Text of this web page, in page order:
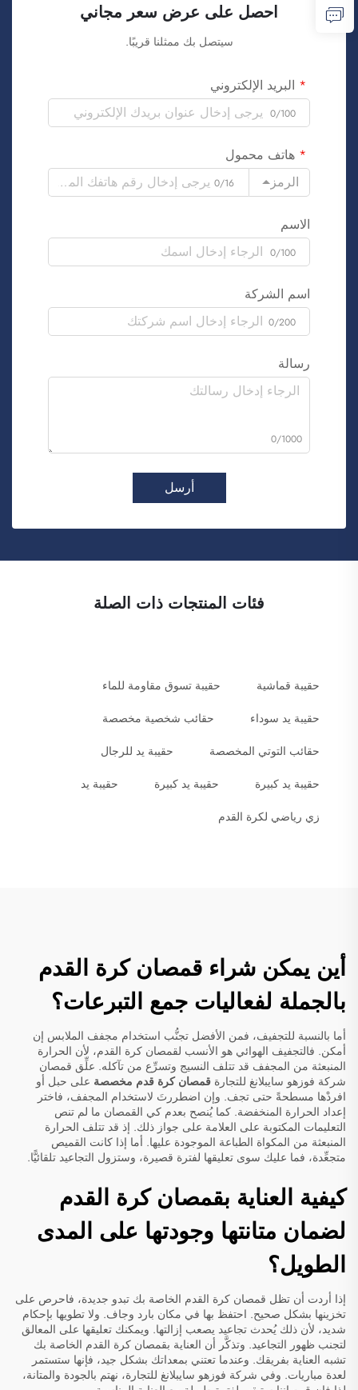
احصل على عرض سعر مجاني
سيتصل بك ممثلنا قريبًا.
البريد الإلكتروني
0/100
هاتف محمول
الرمز
0/16
الاسم
0/100
اسم الشركة
0/200
رسالة
0/1000
أرسل
فئات المنتجات ذات الصلة
حقيبة قماشية حقيبة تسوق مقاومة للماء
حقيبة يد سوداء حقائب شخصية مخصصة
حقائب التوتي المخصصة حقيبة يد للرجال
حقيبة يد كبيرة حقيبة يد كبيرة حقيبة يد
زي رياضي لكرة القدم
أين يمكن شراء قمصان كرة القدم
بالجملة لفعاليات جمع التبرعات؟
أما بالنسبة للتجفيف، فمن الأفضل تجنُّب استخدام مجفف الملابس إن
أمكن. فالتجفيف الهوائي هو الأنسب لقمصان كرة القدم، لأن الحرارة
المنبعثة من المجفف قد تتلف النسيج وتسرِّع من تآكله. علِّق قمصان
شركة فوزهو سايبلانغ للتجارة قمصان كرة قدم مخصصة على حبل أو
افردْها مسطحةً حتى تجف. وإن اضطررتَ لاستخدام المجفف، فاختر
إعداد الحرارة المنخفضة. كما يُنصح بعدم كي القمصان ما لم تنص
التعليمات المكتوبة على العلامة على جواز ذلك. إذ قد تتلف الحرارة
المنبعثة من المكواة الطباعة الموجودة عليها. أما إذا كانت القميص
متجعِّدة، فما عليك سوى تعليقها لفترة قصيرة، وستزول التجاعيد تلقائيًّا.
كيفية العناية بقمصان كرة القدم
لضمان متانتها وجودتها على المدى
الطويل؟
إذا أردت أن تظل قمصان كرة القدم الخاصة بك تبدو جديدة، فاحرص على
تخزينها بشكل صحيح. احتفظ بها في مكان بارد وجاف. ولا تطويها بإحكام
شديد، لأن ذلك يُحدث تجاعيد يصعب إزالتها. ويمكنك تعليقها على المعالق
لتجنب ظهور التجاعيد. وتذكَّر أن العناية بقمصان كرة القدم الخاصة بك
تشبه العناية بفريقك. وعندما تعتني بمعداتك بشكل جيد، فإنها ستستمر
لعدة مباريات. وفي شركة فوزهو سايبلانغ للتجارة، نهتم بالجودة والمتانة،